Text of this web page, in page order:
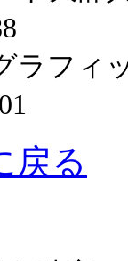
ラフィ
戻る